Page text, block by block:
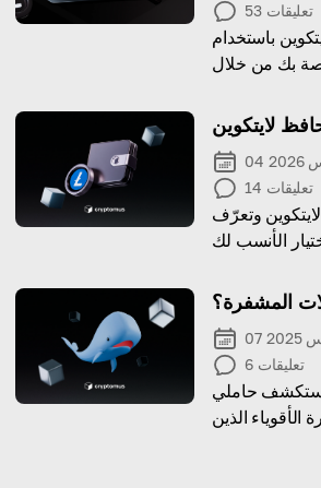
53 تعليقات
باستخدام
بك من خلال
14 تعليقات
وتعرّف
المشفرة؟
6 تعليقات
حاملي
الأقوياء الذين